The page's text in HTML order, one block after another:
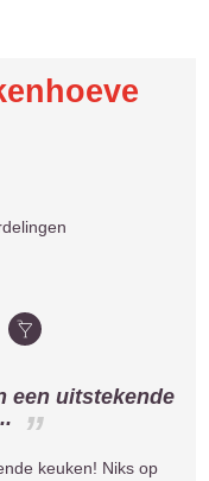
een uitstekende
keuken! Niks op